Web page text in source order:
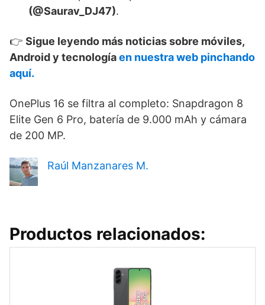
(@Saurav_DJ47).
👉 Sigue leyendo más noticias sobre móviles,
Android y tecnologíaen nuestra web pinchando
aquí.
OnePlus 16 se filtra al completo: Snapdragon 8
Elite Gen 6 Pro, batería de 9.000 mAh y cámara
de 200 MP.
Raúl Manzanares M.
Productos relacionados: